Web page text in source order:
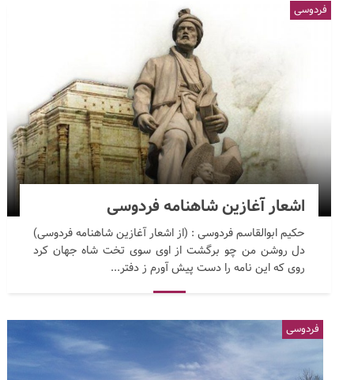
اشعار آغازین شاهنامه فردوسی
حکیم ابوالقاسم فردوسی : (از اشعار آغازین شاهنامه فردوسی)
دل روشن من چو برگشت از اوی سوی تخت شاه جهان کرد
روی که این نامه را دست پیش آورم ز دفتر...
فردوسی
فردوسی